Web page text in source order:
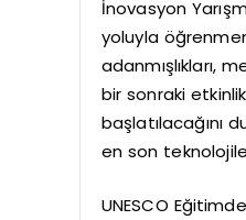
İnovasyon
yoluyla
adanmışlıkları,
bir sonraki
başlatılacağını
en son
UNESCO